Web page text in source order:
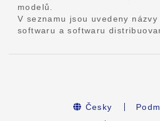
modelů.
V seznamu jsou uvedeny
softwaru a softwaru
Česky